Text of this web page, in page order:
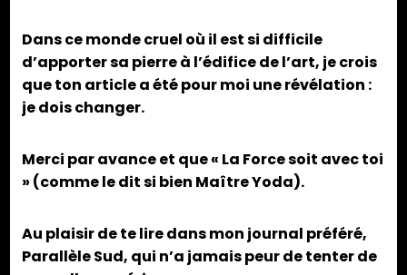
Dans ce monde cruel où il est si difficile
d’apporter sa pierre à l’édifice de l’art, je crois
que ton article a été pour moi une révélation :
je dois changer.
Merci par avance et que « La Force soit avec toi
» (comme le dit si bien Maître Yoda).
Au plaisir de te lire dans mon journal préféré,
Parallèle Sud, qui n’a jamais peur de tenter de